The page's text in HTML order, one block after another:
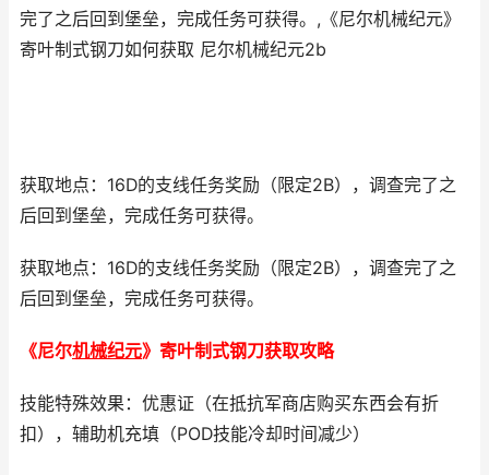
完了之后回到堡垒，完成任务可获得。,《尼尔机械纪元》
寄叶制式钢刀如何获取 尼尔机械纪元2b
获取地点：16D的支线任务奖励（限定2B），调查完了之
后回到堡垒，完成任务可获得。
获取地点：16D的支线任务奖励（限定2B），调查完了之
后回到堡垒，完成任务可获得。
《尼尔机械纪元》寄叶制式钢刀获取攻略
技能特殊效果：优惠证（在抵抗军商店购买东西会有折
扣），辅助机充填（POD技能冷却时间减少）